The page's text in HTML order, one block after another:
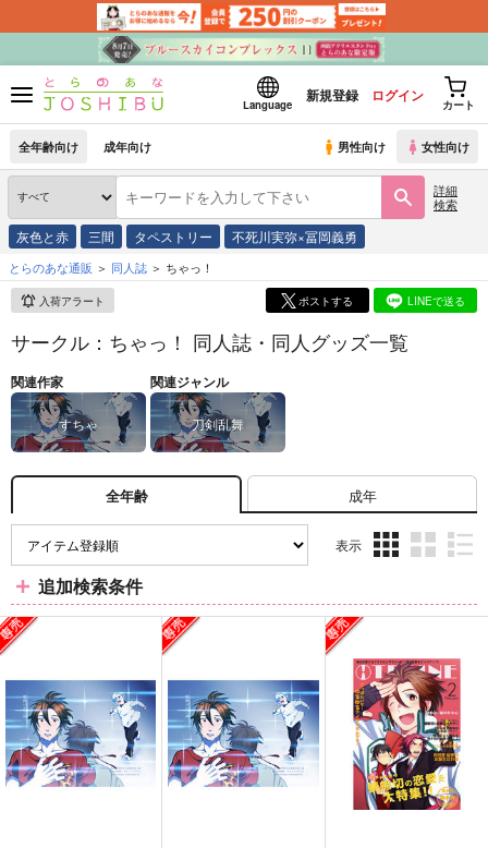
Language
新規登録 ログイン
カート
全年齢向け 成年向け 男性向け 女性向け
詳細
検索
灰色と赤 三間 タペストリー 不死川実弥×冨岡義勇
とらのあな通販 同人誌 ちゃっ！
入荷アラート ポストする LINEで送る
サークル：ちゃっ！ 同人誌・同人グッズ一覧
関連作家
すちゃ
関連ジャンル
刀剣乱舞
全年齢 成年
表示
ム
表
ム
表
ム
表
追加検索条件